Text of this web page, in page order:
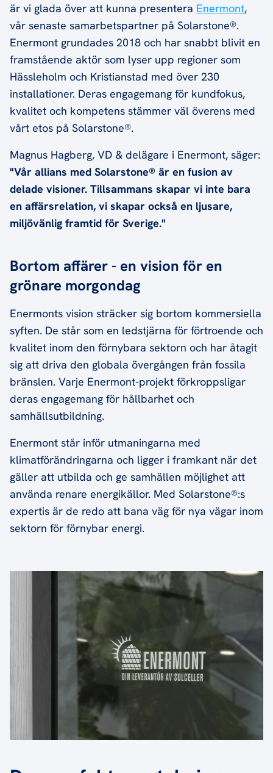
är vi glada över att kunna presentera Enermont,
vår senaste samarbetspartner på Solarstone®.
Enermont grundades 2018 och har snabbt blivit en
framstående aktör som lyser upp regioner som
Hässleholm och Kristianstad med över 230
installationer. Deras engagemang för kundfokus,
kvalitet och kompetens stämmer väl överens med
vårt etos på Solarstone®.
Magnus Hagberg, VD & delägare i Enermont, säger:
"Vår allians med Solarstone® är en fusion av
delade visioner. Tillsammans skapar vi inte bara
en affärsrelation, vi skapar också en ljusare,
miljövänlig framtid för Sverige."
Bortom affärer - en vision för en
grönare morgondag
Enermonts vision sträcker sig bortom kommersiella
syften. De står som en ledstjärna för förtroende och
kvalitet inom den förnybara sektorn och har åtagit
sig att driva den globala övergången från fossila
bränslen. Varje Enermont-projekt förkroppsligar
deras engagemang för hållbarhet och
samhällsutbildning.
Enermont står inför utmaningarna med
klimatförändringarna och ligger i framkant när det
gäller att utbilda och ge samhällen möjlighet att
använda renare energikällor. Med Solarstone®:s
expertis är de redo att bana väg för nya vägar inom
sektorn för förnybar energi.